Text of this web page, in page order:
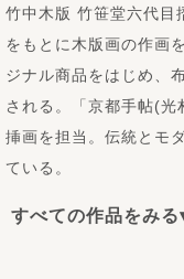
竹中木版 竹笹堂六代目
をもとに木版画の作画
ジナル商品をはじめ、
される。「京都手帖(
挿画を担当。伝統とモ
ている。
すべての作品をみる